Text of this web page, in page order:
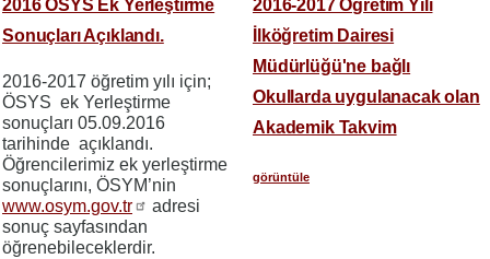
2016 ÖSYS Ek Yerleştirme
Sonuçları Açıklandı.
2016-2017 öğretim yılı için;
ÖSYS ek Yerleştirme
sonuçları 05.09.2016
tarihinde açıklandı.
Öğrencilerimiz ek yerleştirme
sonuçlarını, ÖSYM’nin
www.osym.gov.tr
adresi
sonuç sayfasından
öğrenebileceklerdir.
2016-2017 Öğretim Yılı
İlköğretim Dairesi
Müdürlüğü'ne bağlı
Okullarda uygulanacak olan
Akademik Takvim
görüntüle